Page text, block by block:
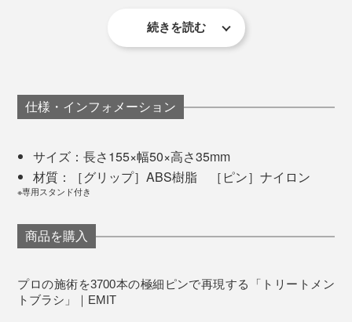
トをしっかり浸透させる仕組みです。
たったこれだけのこと？と思うかもしれませんが、使っ
リートメントには髪をコーティングする成分が入ってい
るため、毛穴を塞ぐことがトラブルの原因になる場合が
髪の量が多い場合は全体を分割して、髪の表面からだけ
でなく中側にもブラシを通してください。
持つときは、ブラシの柄ではなくヘッドの部分を握るよ
うにします。ヘッドの左右と柄の先端に凹凸がついてい
て、トリートメント剤で滑りやすい状態でも、しっかり
てきたトリートメントは浸透しきれてなかったんだと切
ない気持ちにも。ヘアケア剤や歳のせいにする前に、お
続きを読む
仕様・インフォメーション
サイズ：長さ155×幅50×高さ35mm
材質：［グリップ］ABS樹脂 ［ピン］ナイロン
※専用スタンド付き
商品を購入
プロの施術を3700本の極細ピンで再現する「トリートメン
トブラシ」｜EMIT